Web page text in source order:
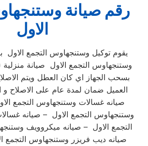
رقم صيانة
الاول
يقوم توكيل وستنجهاوس التجمع الاول
وستنجهاوس التجمع الاول صيانة
بسحب الجهاز اي كان العطل ويتم
العميل ضمان لمدة عام على الاصلاح و
صيانه غسالات وستنجهاوس التجمع
وستنجهاوس التجمع الاول – صيانه
التجمع الاول – صيانه ميكروويف
صيانه ديب فريزر وستنجهاوس التجمع